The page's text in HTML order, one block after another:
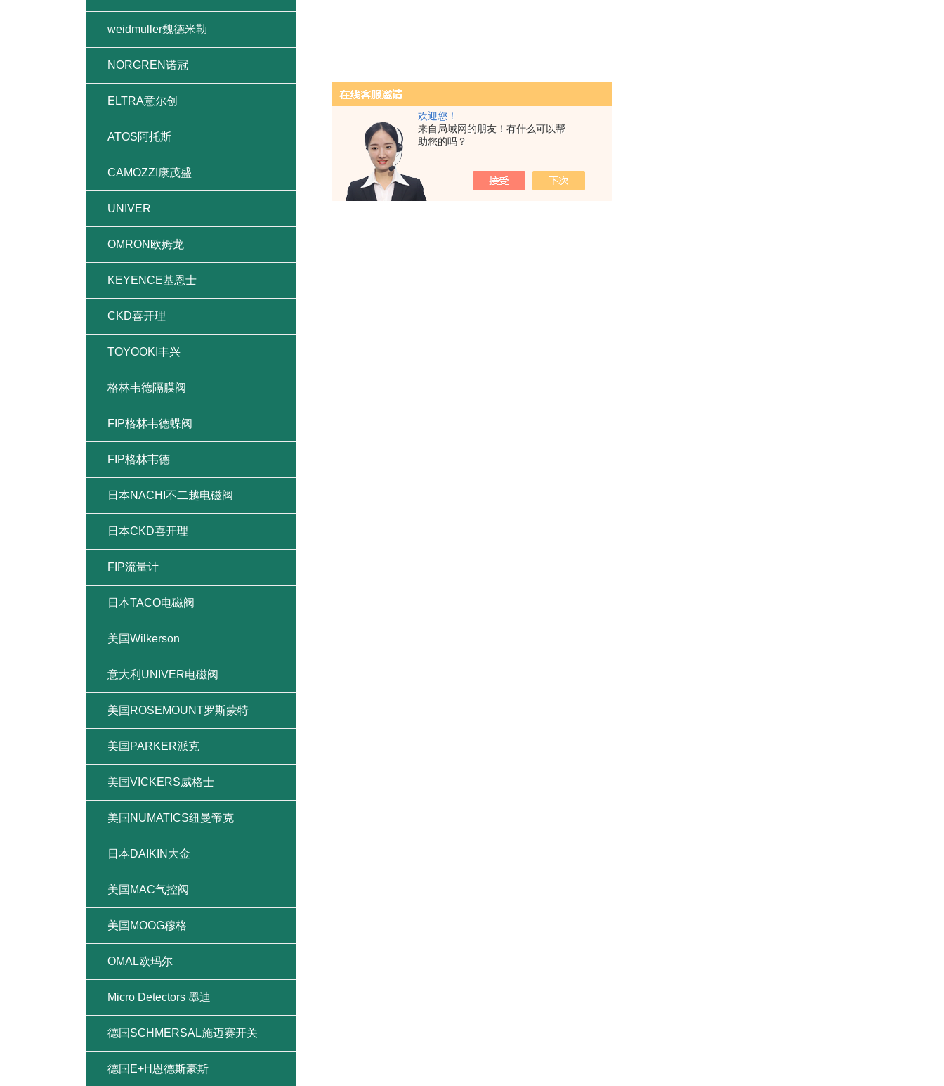
欢迎您！
来自局域网的朋友！有什么可以帮
助您的吗？
weidmuller魏德米勒
NORGREN诺冠
ELTRA意尔创
ATOS阿托斯
CAMOZZI康茂盛
UNIVER
OMRON欧姆龙
KEYENCE基恩士
CKD喜开理
TOYOOKI丰兴
格林韦德隔膜阀
FIP格林韦德蝶阀
FIP格林韦德
日本NACHI不二越电磁阀
日本CKD喜开理
FIP流量计
日本TACO电磁阀
美国Wilkerson
意大利UNIVER电磁阀
美国ROSEMOUNT罗斯蒙特
美国PARKER派克
美国VICKERS威格士
美国NUMATICS纽曼帝克
日本DAIKIN大金
美国MAC气控阀
美国MOOG穆格
OMAL欧玛尔
Micro Detectors 墨迪
德国SCHMERSAL施迈赛开关
德国E+H恩德斯豪斯